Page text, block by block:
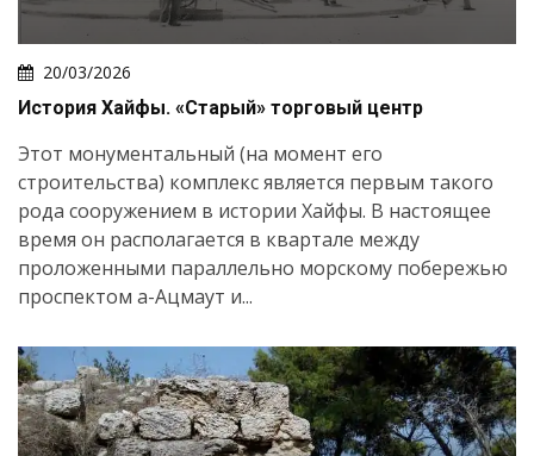
20/03/2026
История Хайфы. «Старый» торговый центр
Этот монументальный (на момент его
строительства) комплекс является первым такого
рода сооружением в истории Хайфы. В настоящее
время он располагается в квартале между
проложенными параллельно морскому побережью
проспектом а-Ацмаут и...